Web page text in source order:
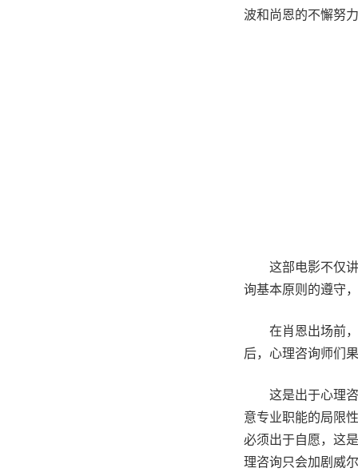
波和尚恩的不懈努
这部电影不仅
询基本原则的遵守
在肖恩出场前
后，心理咨询师们
这是出于心理
意专业职能的局限
必须出于自愿，这
理咨询只会加剧威